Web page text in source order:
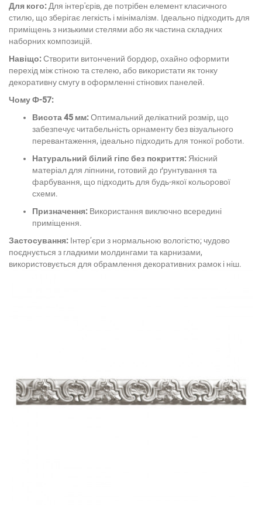
Для кого: Для інтер'єрів, де потрібен елемент класичного
стилю, що зберігає легкість і мінімалізм. Ідеально підходить для
приміщень з низькими стелями або як частина складних
наборних композицій.
Навіщо:Створити витончений бордюр, охайно оформити
перехід між стіною та стелею, або використати як тонку
декоративну смугу в оформленні стінових панелей.
Чому Ф-57:
Висота 45 мм:Оптимальний делікатний розмір, що
забезпечує читабельність орнаменту без візуального
перевантаження, ідеально підходить для тонкої роботи.
Натуральний білий гіпс без покриття: Якісний
матеріал для ліпнини, готовий до ґрунтування та
фарбування, що підходить для будь-якої кольорової
схеми.
Призначення: Використання виключно всередині
приміщення.
Застосування: Інтер’єри з нормальною вологістю; чудово
поєднується з гладкими молдингами та карнизами,
використовується для обрамлення декоративних рамок і ніш.